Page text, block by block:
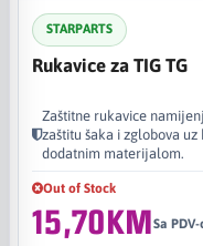
STARPARTS
Rukavice za TIG TG
Zaštitne rukavice
zaštitu šaka i zglobova
dodatnim materijalom.
Out of Stock
15,70KMSa